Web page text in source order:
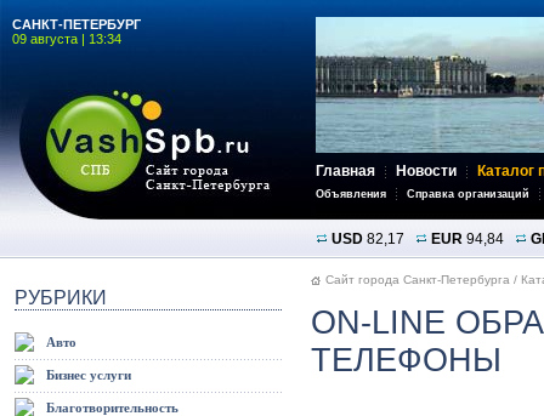
САНКТ-ПЕТЕРБУРГ
09 августа | 13:34
Главная Новости Каталог
Объявления Справка организаций
USD 82,17 EUR 94,84
РУБРИКИ
Авто
Бизнес услуги
Благотворительность
Сайт города Санкт-Петербурга /
ON-LINE
ТЕЛЕФОНЫ